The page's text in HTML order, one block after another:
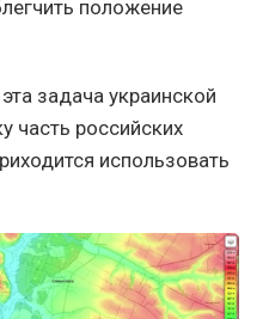
положение
задача украинской
часть российских
использовать